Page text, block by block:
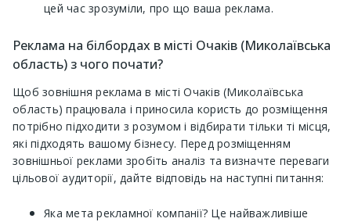
цей час зрозуміли, про що ваша реклама.
Реклама на білбордах в місті Очаків (Миколаївська
область) з чого почати?
Щоб зовнішня реклама в місті Очаків (Миколаївська
область) працювала і приносила користь до розміщення
потрібно підходити з розумом і відбирати тільки ті місця,
які підходять вашому бізнесу. Перед розміщенням
зовнішньої реклами зробіть аналіз та визначте переваги
цільової аудиторії, дайте відповідь на наступні питання:
Яка мета рекламної компанії? Це найважливіше